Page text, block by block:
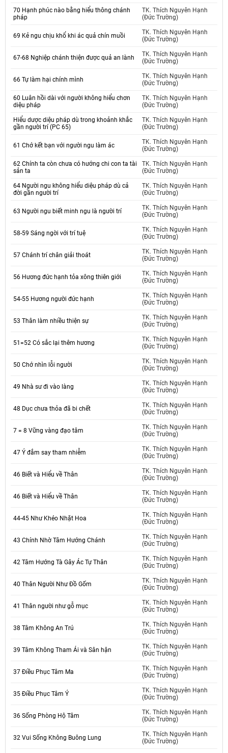
70 Hạnh phúc nào bằng hiểu thông chánh
pháp
TK. Thích Nguyên Hạnh
(Đức Trường)
69 Kẻ ngu chịu khổ khi ác quả chín muồi
TK. Thích Nguyên Hạnh
(Đức Trường)
67-68 Nghiệp chánh thiện được quả an lành
TK. Thích Nguyên Hạnh
(Đức Trường)
66 Tự làm hại chính mình
TK. Thích Nguyên Hạnh
(Đức Trường)
60 Luân hồi dài với người không hiểu chơn
diệu pháp
TK. Thích Nguyên Hạnh
(Đức Trường)
Hiểu dược diệu pháp dù trong khoảnh khắc
gần người trí (PC 65)
TK. Thích Nguyên Hạnh
(Đức Trường)
61 Chớ kết bạn với người ngu làm ác
TK. Thích Nguyên Hạnh
(Đức Trường)
62 Chính ta còn chưa có hướng chi con ta tài
sản ta
TK. Thích Nguyên Hạnh
(Đức Trường)
64 Người ngu không hiểu diệu pháp dù cả
đời gần người trí
TK. Thích Nguyên Hạnh
(Đức Trường)
63 Người ngu biết minh ngu là người trí
TK. Thích Nguyên Hạnh
(Đức Trường)
58-59 Sáng ngời với trí tuệ
TK. Thích Nguyên Hạnh
(Đức Trường)
57 Chánh trí chân giải thoát
TK. Thích Nguyên Hạnh
(Đức Trường)
56 Hương đức hạnh tỏa xông thiên giới
TK. Thích Nguyên Hạnh
(Đức Trường)
54-55 Hương người đức hạnh
TK. Thích Nguyên Hạnh
(Đức Trường)
53 Thân làm nhiều thiện sự
TK. Thích Nguyên Hạnh
(Đức Trường)
51=52 Có sắc lại thêm hương
TK. Thích Nguyên Hạnh
(Đức Trường)
50 Chớ nhìn lỗi người
TK. Thích Nguyên Hạnh
(Đức Trường)
49 Nhà sư đi vào làng
TK. Thích Nguyên Hạnh
(Đức Trường)
48 Dục chưa thỏa đã bi chết
TK. Thích Nguyên Hạnh
(Đức Trường)
7 = 8 Vững vàng đạo tâm
TK. Thích Nguyên Hạnh
(Đức Trường)
47 Ý đắm say tham nhiễm
TK. Thích Nguyên Hạnh
(Đức Trường)
46 Biết và Hiểu về Thân
TK. Thích Nguyên Hạnh
(Đức Trường)
46 Biết và Hiểu về Thân
TK. Thích Nguyên Hạnh
(Đức Trường)
44-45 Như Khéo Nhặt Hoa
TK. Thích Nguyên Hạnh
(Đức Trường)
43 Chính Nhờ Tâm Hướng Chánh
TK. Thích Nguyên Hạnh
(Đức Trường)
42 Tâm Hướng Tà Gây Ác Tự Thân
TK. Thích Nguyên Hạnh
(Đức Trường)
40 Thân Người Như Đồ Gốm
TK. Thích Nguyên Hạnh
(Đức Trường)
41 Thân người như gỗ mục
TK. Thích Nguyên Hạnh
(Đức Trường)
38 Tâm Không An Trú
TK. Thích Nguyên Hạnh
(Đức Trường)
39 Tâm Không Tham Ái và Sân hận
TK. Thích Nguyên Hạnh
(Đức Trường)
37 Điều Phục Tâm Ma
TK. Thích Nguyên Hạnh
(Đức Trường)
35 Điều Phục Tâm Ý
TK. Thích Nguyên Hạnh
(Đức Trường)
36 Sống Phòng Hộ Tâm
TK. Thích Nguyên Hạnh
(Đức Trường)
32 Vui Sống Không Buông Lung
TK. Thích Nguyên Hạnh
(Đức Trường)